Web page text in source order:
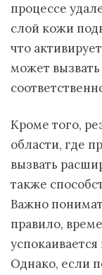
процессе
слой кожи
что
может
Кроме того,
области, где
вызвать
также
Важно
правило,
Однако, если